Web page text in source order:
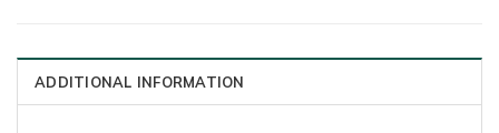
ADDITIONAL INFORMATION